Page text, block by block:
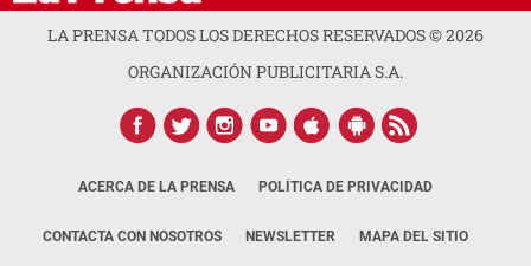
LA PRENSA TODOS LOS DERECHOS RESERVADOS ©2026
ORGANIZACIÓN PUBLICITARIA S.A.
ACERCA DE LA PRENSA POLÍTICA DE PRIVACIDAD
CONTACTA CON NOSOTROS NEWSLETTER MAPA DEL SITIO